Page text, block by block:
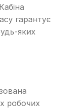
гарантує
яких
робочих